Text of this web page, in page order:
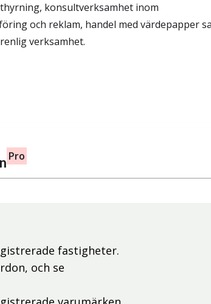
konsultverksamhet inom
och reklam, handel med värdepapper
verksamhet.
Pro
fastigheter.
och se